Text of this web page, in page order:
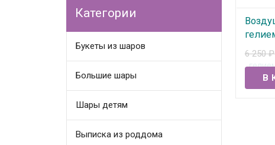
Категории
Букеты из шаров
Большие шары
Шары детям
Выписка из роддома
роз"
В
6 250₽